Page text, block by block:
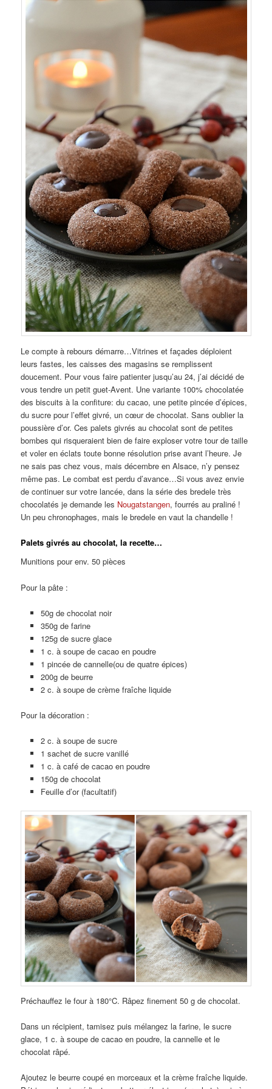
Le compte à rebours démarre…Vitrines et façades déploient
leurs fastes, les caisses des magasins se remplissent
doucement. Pour vous faire patienter jusqu’au 24, j’ai décidé de
vous tendre un petit guet-Avent. Une variante 100% chocolatée
des biscuits à la confiture: du cacao, une petite pincée d’épices,
du sucre pour l’effet givré, un cœur de chocolat. Sans oublier la
poussière d’or. Ces palets givrés au chocolat sont de petites
bombes qui risqueraient bien de faire exploser votre tour de taille
et voler en éclats toute bonne résolution prise avant l’heure. Je
ne sais pas chez vous, mais décembre en Alsace, n’y pensez
même pas. Le combat est perdu d’avance…Si vous avez envie
de continuer sur votre lancée, dans la série des bredele très
chocolatés je demande les Nougatstangen, fourrés au praliné !
Un peu chronophages, mais le bredele en vaut la chandelle !
Palets givrés au chocolat, la recette…
Munitions pour env. 50 pièces
Pour la pâte :
50g de chocolat noir
350g de farine
125g de sucre glace
1 c. à soupe de cacao en poudre
1 pincée de cannelle(ou de quatre épices)
200g de beurre
2 c. à soupe de crème fraîche liquide
Pour la décoration :
2 c. à soupe de sucre
1 sachet de sucre vanillé
1 c. à café de cacao en poudre
150g de chocolat
Feuille d’or (facultatif)
Préchauffez le four à 180°C. Râpez finement 50 g de chocolat.
Dans un récipient, tamisez puis mélangez la farine, le sucre
glace, 1 c. à soupe de cacao en poudre, la cannelle et le
chocolat râpé.
Ajoutez le beurre coupé en morceaux et la crème fraîche liquide.